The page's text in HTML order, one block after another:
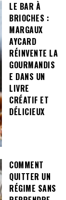
LE BAR À
BRIOCHES :
MARGAUX
AYCARD
RÉINVENTE LA
GOURMANDIS
E DANS UN
LIVRE
CRÉATIF ET
DÉLICIEUX
COMMENT
QUITTER UN
RÉGIME SANS